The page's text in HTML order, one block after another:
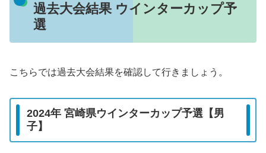
過去大会結果 ウインターカップ予
選
こちらでは過去大会結果を確認して行きましょう。
2024年 宮崎県ウインターカップ予選【男
子】